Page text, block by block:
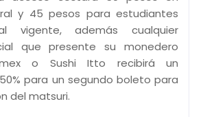
y 45 pesos para estudiantes
vigente, además cualquier
que presente su monedero
o Sushi Itto recibirá un
para un segundo boleto para
del matsuri.